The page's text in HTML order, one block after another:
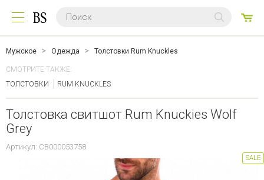
Мужское Одежда Толстовки Rum Knuckles
СМОТРИТЕ ТАКЖЕ:
ТОЛСТОВКИ
RUM KNUCKLES
Толстовка свитшот Rum Knuckies Wolf
Grey
Артикул: CB000053758
SALE